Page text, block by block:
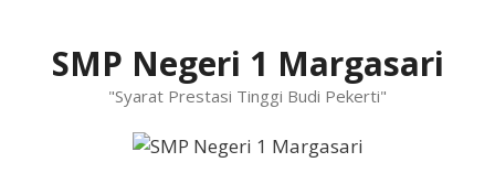
SMP Negeri 1 Margasari
"Syarat Prestasi Tinggi Budi Pekerti"